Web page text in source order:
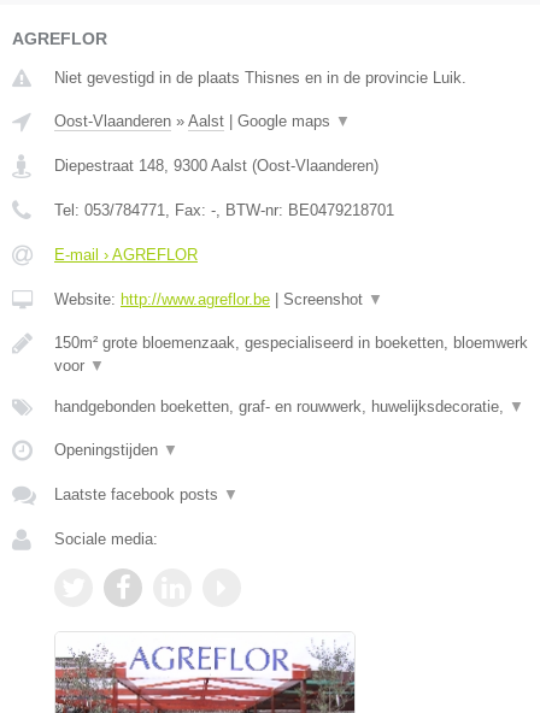
AGREFLOR
Niet gevestigd in de plaats Thisnes en in de provincie Luik.
Oost-Vlaanderen » Aalst | Google maps ▼
Diepestraat 148 9300 Aalst (Oost-Vlaanderen)
Tel: 053/784771 , Fax: - , BTW-nr: BE0479218701
E-mail › AGREFLOR
Website: http://www.agreflor.be | Screenshot ▼
150m² grote bloemenzaak, gespecialiseerd in boeketten, bloemwerk
voor ▼
handgebonden boeketten, graf- en rouwwerk, huwelijksdecoratie, ▼
Openingstijden ▼
Laatste facebook posts ▼
Sociale media: